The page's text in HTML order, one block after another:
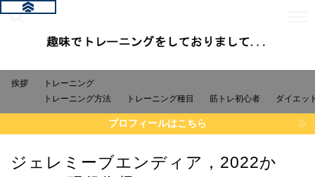
挨拶
トレーニング
トレーニング方法
トレーニング種目 筋トレ初心者 ダイエッ
プロフィールはこちら
ジェレミーブエンディア，2022か